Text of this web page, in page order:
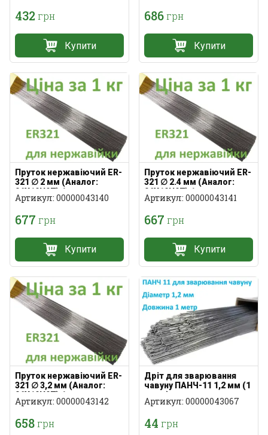
432 грн
Купити
686грн
Купити
Пруток нержавіючий ER-
321 ∅ 2 мм (Аналог:
06Х19Н9Т) 1 кг
Артикул: 00000043140
677 грн
Купити
Пруток нержавіючий ER-
321 ∅ 2.4 мм (Аналог:
06Х19Н9Т) 1 кг
Артикул: 00000043141
667 грн
Купити
Пруток нержавіючий ER-
321 ∅ 3,2 мм (Аналог:
06Х19Н9Т) 1 кг
Артикул: 00000043142
658грн
Дріт для зварювання
чавуну ПАНЧ-11 1,2 мм (1
метр)
Артикул: 00000043067
44 грн